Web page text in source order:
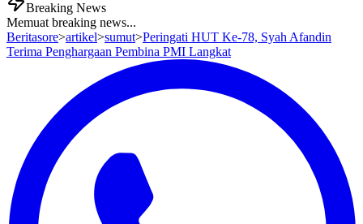
Breaking News
Memuat breaking news...
Beritasore>artikel>sumut>Peringati HUT Ke-78, Syah Afandin
Terima Penghargaan Pembina PMI Langkat